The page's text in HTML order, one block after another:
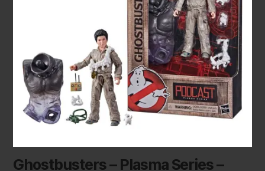
Ghostbusters – Plasma Series –